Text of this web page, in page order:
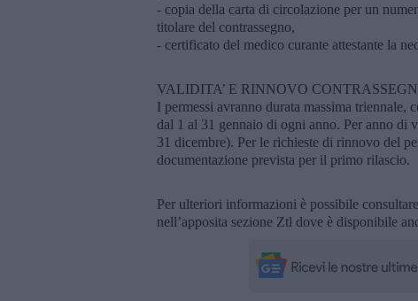
- copia della carta di circolazione per un
titolare del contrassegno,
- certificato del medico curante attestante la
VALIDITA’ E RINNOVO
I permessi avranno durata massima
dal 1 al 31 gennaio di ogni anno. Per anno di
31 dicembre). Per le richieste di rinnovo del
documentazione prevista per il primo rilascio.
Per ulteriori informazioni è possibile
nell’apposita sezione Ztl dove è disponibile